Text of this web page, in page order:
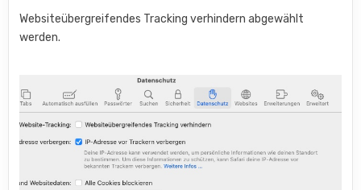
Websiteübergreifendes Tracking verhindern abgewählt
werden.